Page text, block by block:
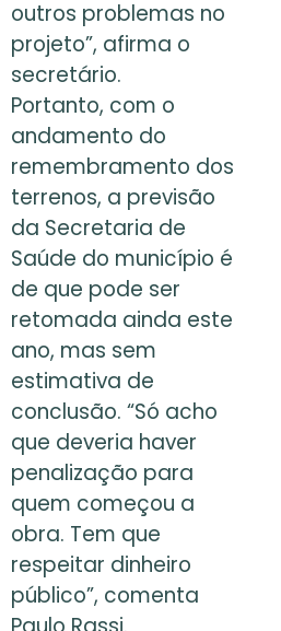
outros problemas no
projeto”, afirma o
secretário.
Portanto, com o
andamento do
remembramento dos
terrenos, a previsão
da Secretaria de
Saúde do município é
de que pode ser
retomada ainda este
ano, mas sem
estimativa de
conclusão. “Só acho
que deveria haver
penalização para
quem começou a
obra. Tem que
respeitar dinheiro
público”, comenta